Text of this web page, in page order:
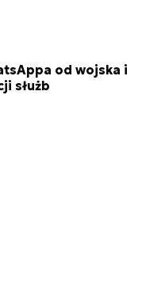
od wojska i
służb